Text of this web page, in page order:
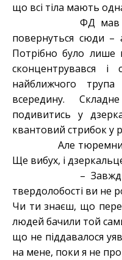
що всі тіла мають
ФД мав
повернуться сюди –
Потрібно було лише
сконцентрувався
найближчого
всередину.
подивитись у
квантовий стрибок у
Але тюремник
Ще вибух, і
– Завжди ви
твердолобості ви не
Чи ти знаєш, що
людей бачили той
що не піддавалося
на мене, поки я не